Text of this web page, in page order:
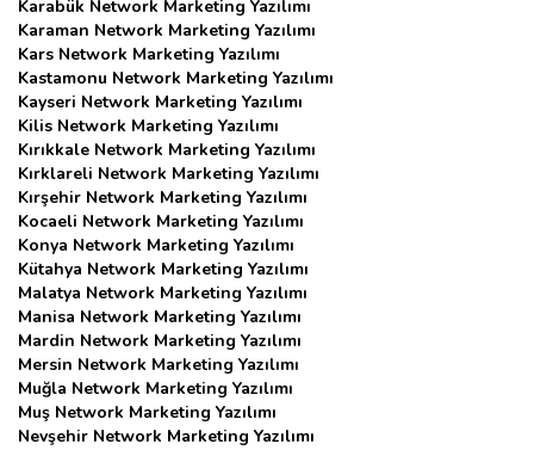
Karabük Network Marketing Yazılımı
Karaman Network Marketing Yazılımı
Kars Network Marketing Yazılımı
Kastamonu Network Marketing Yazılımı
Kayseri Network Marketing Yazılımı
Kilis Network Marketing Yazılımı
Kırıkkale Network Marketing Yazılımı
Kırklareli Network Marketing Yazılımı
Kırşehir Network Marketing Yazılımı
Kocaeli Network Marketing Yazılımı
Konya Network Marketing Yazılımı
Kütahya Network Marketing Yazılımı
Malatya Network Marketing Yazılımı
Manisa Network Marketing Yazılımı
Mardin Network Marketing Yazılımı
Mersin Network Marketing Yazılımı
Muğla Network Marketing Yazılımı
Muş Network Marketing Yazılımı
Nevşehir Network Marketing Yazılımı